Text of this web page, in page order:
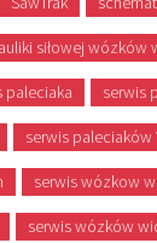
siłowej wózków
paleciaka serwis
serwis paleciaków
serwis wózkow
serwis wózków